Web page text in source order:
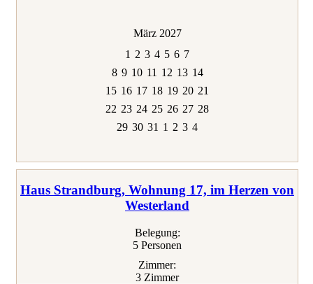
März 2027
1 2 3 4 5 6 7
8 9 10 11 12 13 14
15 16 17 18 19 20 21
22 23 24 25 26 27 28
29 30 31 1 2 3 4
Haus Strandburg, Wohnung 17, im Herzen von
Westerland
Belegung:
5 Personen
Zimmer:
3 Zimmer